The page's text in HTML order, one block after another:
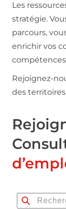
Les
stratégie.
parcours,
enrichir vos
Rejoignez-
des territoires